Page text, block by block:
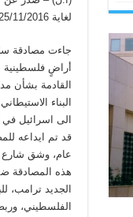
لغاية 25/11/2016 اعداد الزميلة مديحه الأعرج ما يلي:
أراضٍ فلسطينية
القادمة بشأن
البناء
الجديد
الفلسطيني،